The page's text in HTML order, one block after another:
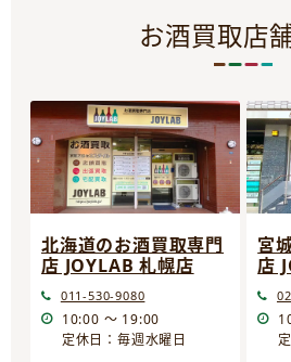
お酒買取店
北海道のお酒買取専門
店 JOYLAB 札幌店
011-530-9080
10:00 ～ 19:00
定休日：毎週水曜日
宮
店